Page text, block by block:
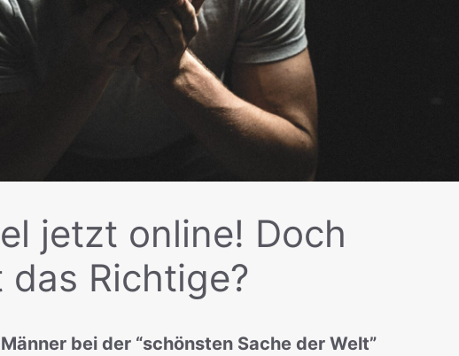
jetzt online! Doch
Richtige?
bei der “schönsten Sache der Welt”